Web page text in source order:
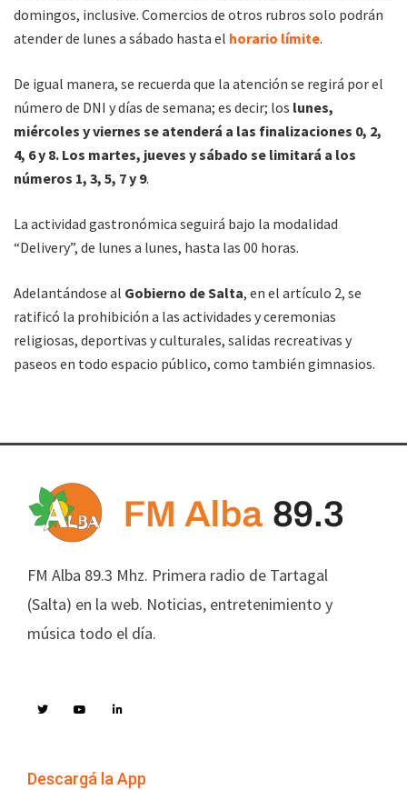
domingos, inclusive. Comercios de otros rubros solo podrán
atender de lunes a sábado hasta el horario límite.
De igual manera, se recuerda que la atención se regirá por el
número de DNI y días de semana; es decir; los lunes,
miércoles y viernes se atenderá a las finalizaciones 0, 2,
4, 6 y 8. Los martes, jueves y sábado se limitará a los
números 1, 3, 5, 7 y 9.
La actividad gastronómica seguirá bajo la modalidad
“Delivery”, de lunes a lunes, hasta las 00 horas.
Adelantándose al Gobierno de Salta, en el artículo 2, se
ratificó la prohibición a las actividades y ceremonias
religiosas, deportivas y culturales, salidas recreativas y
paseos en todo espacio público, como también gimnasios.
FM Alba 89.3 Mhz. Primera radio de Tartagal
(Salta) en la web. Noticias, entretenimiento y
música todo el día.
Descargá la App